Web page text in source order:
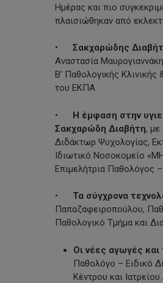
Ημέρας και πιο
πλαισιώθηκαν από
• Σακχαρώδης
Αναστασία
Β’ Παθολογικής
του ΕΚΠΑ.
• Η έμφαση στην
Σακχαρώδη Διαβήτη, με
Διδάκτωρ Ψυχολογίας,
Ιδιωτικό Νοσοκομείο
Επιμελήτρια Παθολόγος
• Τα σύγχρονα
Παπαζαφειροπούλου,
Παθολογικό Τμήμα και
Οι νέες αγωγές
Παθολόγο – Ειδικό
Κέντρου και